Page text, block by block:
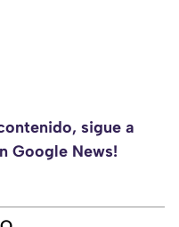
sigue a
Google News!